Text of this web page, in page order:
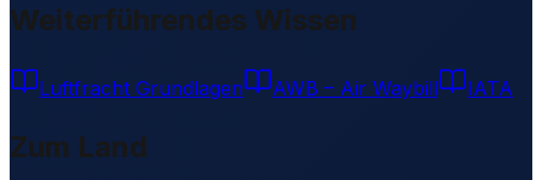
Weiterführendes Wissen
Luftfracht Grundlagen AWB – Air Waybill IATA
Zum Land